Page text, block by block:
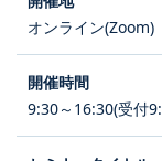
オンライン(Zoom)
9:30～16:30(受付